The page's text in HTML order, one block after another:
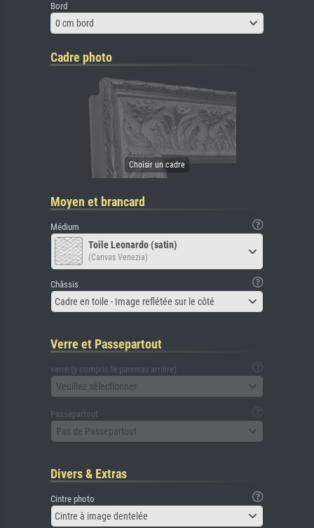
Bord
0 cm bord
Cadre photo
Moyen et brancard
Médium
Toile Leonardo (satin)
(Canvas Venezia)
Châssis
Cadre en toile - Image reflétée sur le côté
Verre et Passepartout
verre (y compris le panneau arrière)
Veuillez sélectionner
Passepartout
Pas de Passepartout
Divers & Extras
Cintre photo
Cintre à image dentelée